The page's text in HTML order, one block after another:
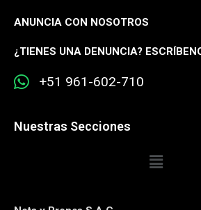
ANUNCIA CON NOSOTROS
¿TIENES UNA DENUNCIA?
+51 961-602-710
Nuestras Secciones